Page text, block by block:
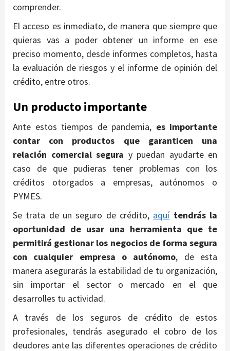
comprender.
El acceso es inmediato, de manera que siempre que
quieras vas a poder obtener un informe en ese
preciso momento, desde informes completos, hasta
la evaluación de riesgos y el informe de opinión del
crédito, entre otros.
Un producto importante
Ante estos tiempos de pandemia, es importante
contar con productos que garanticen una
relación comercial segura y puedan ayudarte en
caso de que pudieras tener problemas con los
créditos otorgados a empresas, autónomos o
PYMES.
Se trata de un seguro de crédito, aquí tendrás la
oportunidad de usar una herramienta que te
permitirá gestionar los negocios de forma segura
con cualquier empresa o autónomo, de esta
manera asegurarás la estabilidad de tu organización,
sin importar el sector o mercado en el que
desarrolles tu actividad.
A través de los seguros de crédito de estos
profesionales, tendrás asegurado el cobro de los
deudores ante las diferentes operaciones de crédito